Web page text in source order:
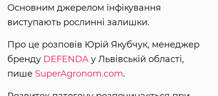
Основним джерелом інфікування
виступають рослинні залишки.
Про це розповів Юрій Якубчук, менеджер
бренду DEFENDA у Львівській області,
пише SuperAgronom.com.